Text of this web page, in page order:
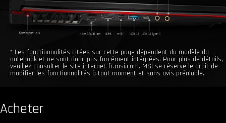
* Les fonctionnalités citées sur cette page dépendent du modèle du
notebook et ne sont donc pas forcément intégrées. Pour plus de détails,
veuillez consulter le site internet fr.msi.com. MSI se réserve le droit de
modifier les fonctionnalités à tout moment et sans avis préalable.
Acheter